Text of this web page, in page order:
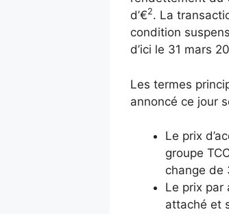
d’€2. La
condition
d’ici le 31 mars
Les termes
annoncé ce jour
Le prix
groupe
change de
Le prix par
attaché et